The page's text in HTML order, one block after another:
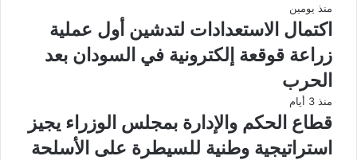
منذ يومين
اكتمال الاستعدادات لتدشين أول عملية
زراعة قوقعة إلكترونية في السودان بعد
الحرب
منذ 3 أيام
قطاع الحكم والإدارة بمجلس الوزراء يجيز
استراتيجية وطنية للسيطرة على الأسلحة